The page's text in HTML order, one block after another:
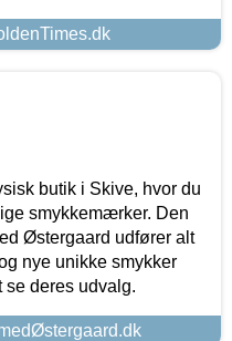
butik i Skive, hvor du
smykkemærker. Den
Østergaard udfører alt
nye unikke smykker
se deres udvalg.